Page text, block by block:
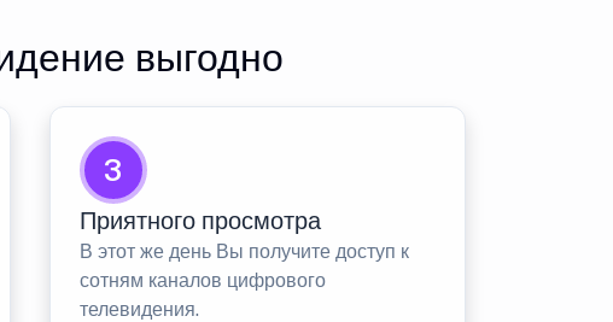
выгодно
3
Приятного просмотра
В этот же день Вы получите доступ к
сотням каналов цифрового
телевидения.